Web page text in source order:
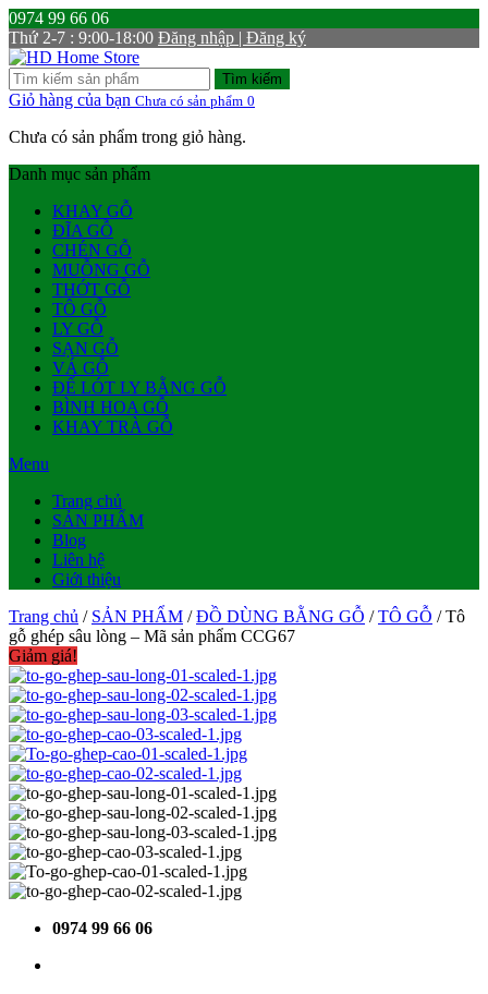
0974 99 66 06
Thứ 2-7 : 9:00-18:00 Đăng nhập | Đăng ký
Tìm kiếm
Giỏ hàng của bạn Chưa có sản phẩm 0
Chưa có sản phẩm trong giỏ hàng.
Danh mục sản phẩm
KHAY GỖ
ĐĨA GỖ
CHÉN GỖ
MUỖNG GỖ
THỚT GỖ
TÔ GỖ
LY GỖ
SẠN GỖ
VÁ GỖ
ĐẾ LÓT LY BẰNG GỖ
BÌNH HOA GỖ
KHAY TRÀ GỖ
Menu
Trang chủ
SẢN PHẨM
Blog
Liên hệ
Giới thiệu
Trang chủ / SẢN PHẨM /ĐỒ DÙNG BẰNG GỖ /TÔ GỖ / Tô
gỗ ghép sâu lòng – Mã sản phẩm CCG67
Giảm giá!
0974 99 66 06